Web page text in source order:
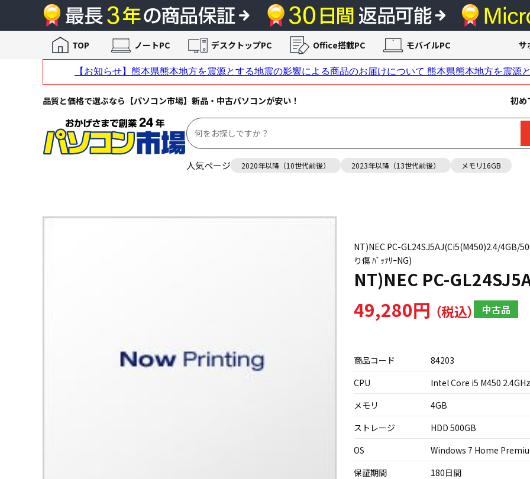
品質と価格で選ぶなら【パソコン市場】新品・中古パソコンが安い！ 初め
人気ページ 2020年以降（10世代前後） 2023年以降（13世代前後） メモリ16GB
TOP ノートPC デスクトップPC Office搭載PC モバイルPC サ
NT)NEC PC-GL24SJ5AJ(Ci5(M450)2.4/4GB/
り傷 ﾊﾞｯﾃﾘｰNG)
NT)NEC PC-
49,280円 中古品
商品コード
84203
CPU
Intel Core i5 M450 2.4GHz
メモリ
4GB
ストレージ
HDD 500GB
OS
Windows 7 Home
保証期間
180日間